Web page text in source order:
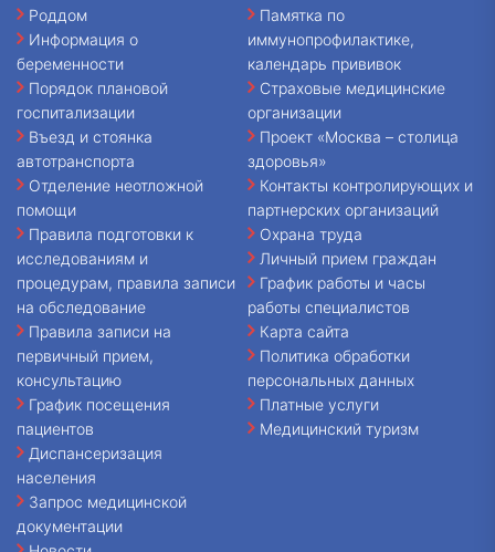
Роддом
Информация о
беременности
Порядок плановой
госпитализации
Въезд и стоянка
автотранспорта
Отделение неотложной
помощи
Правила подготовки к
исследованиям и
процедурам, правила записи
на обследование
Правила записи на
первичный прием,
консультацию
График посещения
пациентов
Диспансеризация
населения
Запрос медицинской
документации
Памятка по
иммунопрофилактике,
календарь прививок
Страховые медицинские
организации
Проект «Москва – столица
здоровья»
Контакты контролирующих и
партнерских организаций
Охрана труда
Личный прием граждан
График работы и часы
работы специалистов
Карта сайта
Политика обработки
персональных данных
Платные услуги
Медицинский туризм